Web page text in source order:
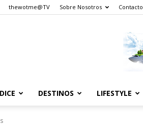
thewotme@TV Sobre Nosotros Contacto
DESTINOS LIFESTYLE